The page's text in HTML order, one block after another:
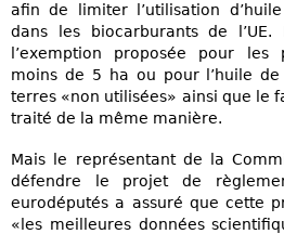
afin de limiter l’utilisation
dans les biocarburants de
l’exemption proposée pour les
moins de 5 ha ou pour l’huile
terres «non utilisées» ainsi que le
traité de la même manière.
Mais le représentant de la
défendre le projet de
eurodéputés a assuré que cette
«les meilleures données